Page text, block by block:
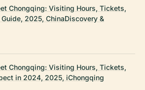
Chongqing: Visiting Hours, Tickets,
2025, ChinaDiscovery &
Chongqing: Visiting Hours, Tickets,
in 2024, 2025, iChongqing